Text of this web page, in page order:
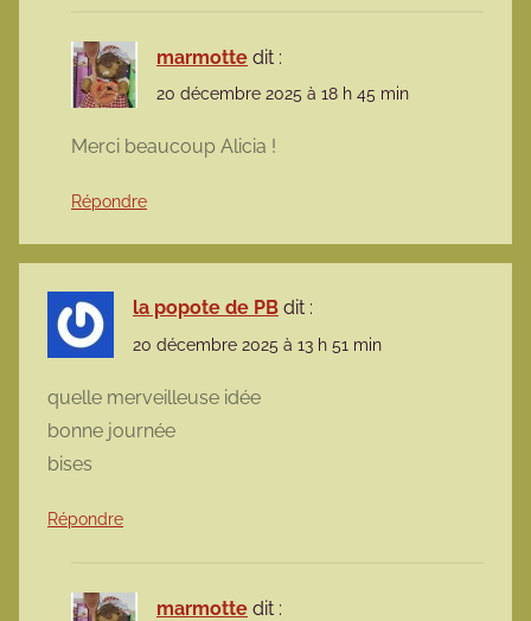
marmotte dit :
20 décembre 2025 à 18 h 45 min
Merci beaucoup Alicia !
Répondre
la popote de PB dit :
20 décembre 2025 à 13 h 51 min
quelle merveilleuse idée
bonne journée
bises
Répondre
marmotte dit :